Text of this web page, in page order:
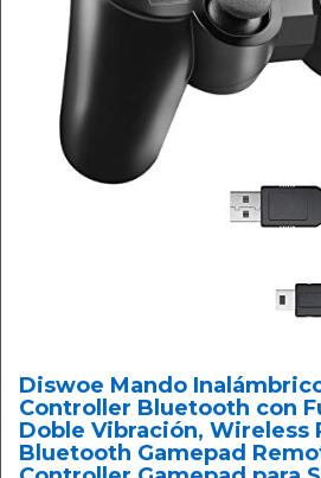
Diswoe Mando
Controller Bluetooth con
Doble Vibración, Wireless
Bluetooth Gamepad